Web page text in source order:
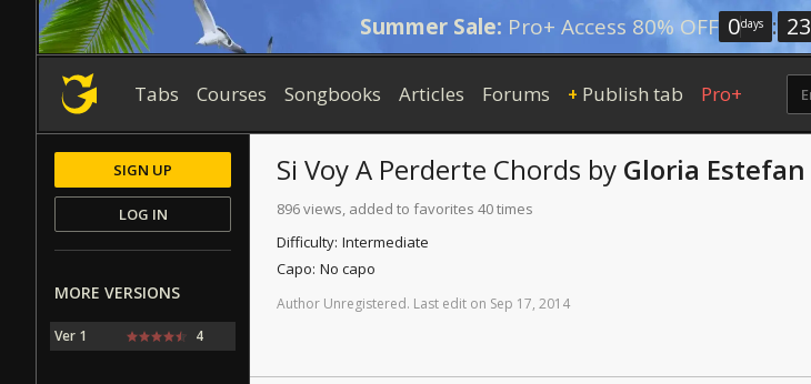
Summer Sale: Pro+ Access 80% OFF 0days : 23
Tabs Courses Songbooks Articles Forums + Publish tab Pro+
Si Voy A Perderte Chords by Gloria Estefan
896 views, added to favorites 40 times
Difficulty: Intermediate
Capo: No capo
Author Unregistered. Last edit on Sep 17, 2014
SIGN UP
LOG IN
MORE VERSIONS
Ver 1 4